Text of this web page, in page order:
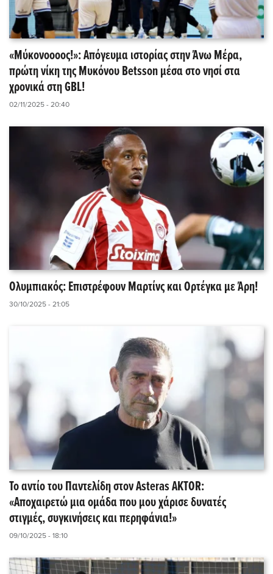
«Μύκονοοοος!»: Απόγευμα ιστορίας στην Άνω Μέρα,
πρώτη νίκη της Μυκόνου Betsson μέσα στο νησί στα
χρονικά στη GBL!
02/11/2025 - 20:40
Ολυμπιακός: Επιστρέφουν Μαρτίνς και Ορτέγκα με Άρη!
30/10/2025 - 21:05
Το αντίο του Παντελίδη στον Asteras AKTOR:
«Αποχαιρετώ μια ομάδα που μου χάρισε δυνατές
στιγμές, συγκινήσεις και περηφάνια!»
09/10/2025 - 18:10